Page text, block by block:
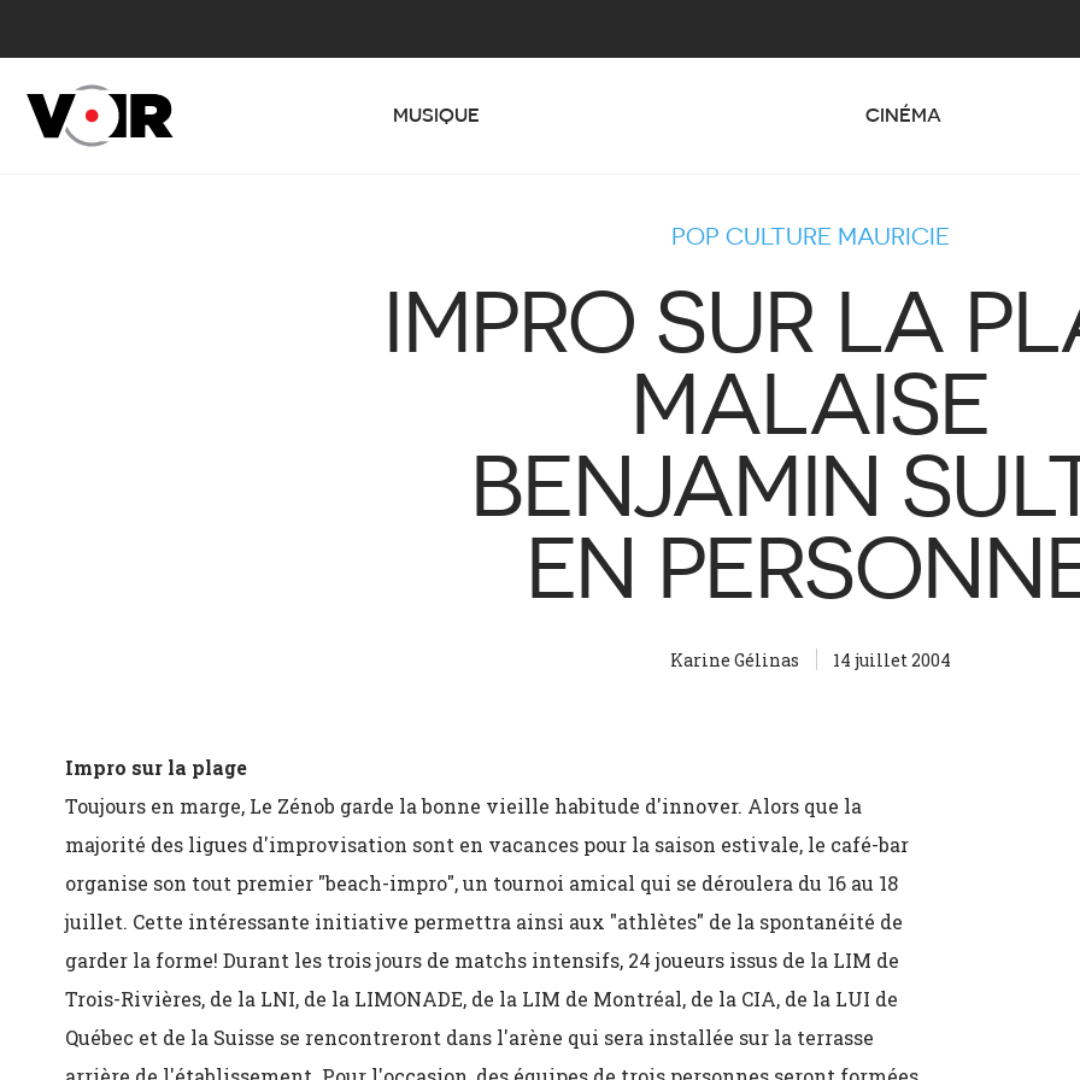
MUSIQUE CINÉMA
POP CULTURE MAURICIE
IMPRO SUR LA
MALAISE
BENJAMIN
EN
Karine Gélinas 14 juillet 2004
Impro sur la plage
Toujours en marge, Le Zénob garde la bonne vieille habitude d'innover. Alors que la
majorité des ligues d'improvisation sont en vacances pour la saison estivale, le café-bar
organise son tout premier "beach-impro", un tournoi amical qui se déroulera du 16 au 18
juillet. Cette intéressante initiative permettra ainsi aux "athlètes" de la spontanéité de
garder la forme! Durant les trois jours de matchs intensifs, 24 joueurs issus de la LIM de
Trois-Rivières, de la LNI, de la LIMONADE, de la LIM de Montréal, de la CIA, de la LUI de
Québec et de la Suisse se rencontreront dans l'arène qui sera installée sur la terrasse